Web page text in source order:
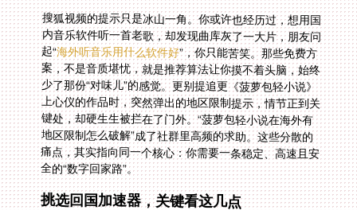
搜狐视频的提示只是冰山一角。你或许也经历过，想用国
内音乐软件听一首老歌，却发现曲库灰了一大片，朋友问
起“海外听音乐用什么软件好”，你只能苦笑。那些免费方
案，不是音质堪忧，就是推荐算法让你摸不着头脑，始终
少了那份“对味儿”的感觉。更别提追更《菠萝包轻小说》
上心仪的作品时，突然弹出的地区限制提示，情节正到关
键处，却硬生生被拦在了门外。“菠萝包轻小说在海外有
地区限制怎么破解”成了社群里高频的求助。这些分散的
痛点，其实指向同一个核心：你需要一条稳定、高速且安
全的“数字回家路”。
挑选回国加速器，关键看这几点